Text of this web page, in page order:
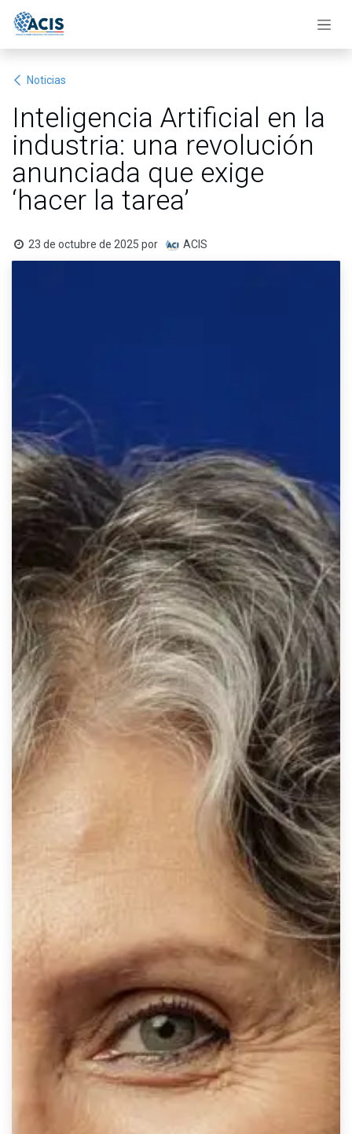
Noticias
Inteligencia Artificial en la
industria: una revolución
anunciada que exige
‘hacer la tarea’
23 de octubre de 2025 por ACIS